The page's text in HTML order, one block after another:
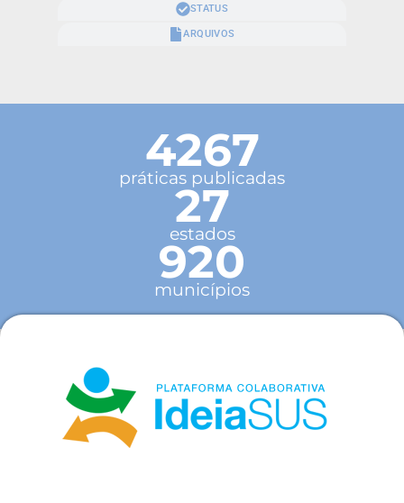
STATUS
ARQUIVOS
4267
práticas publicadas
27
estados
920
municípios